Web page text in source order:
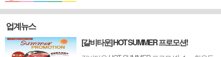
업계뉴스
[갈비타운] HOT SUMMER 프로모션!